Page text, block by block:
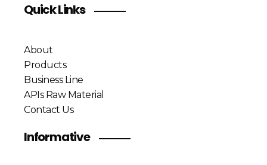
Quick Links
About
Products
Business Line
APIs Raw Material
Contact Us
Informative